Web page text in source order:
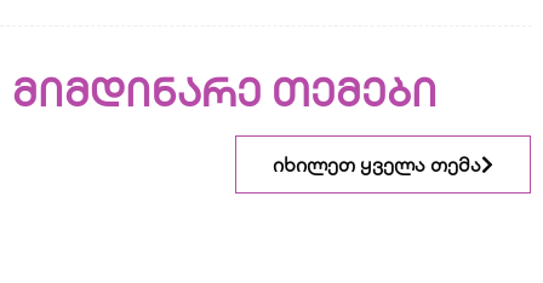
მიმდინარე თემები
იხილეთ ყველა თემა